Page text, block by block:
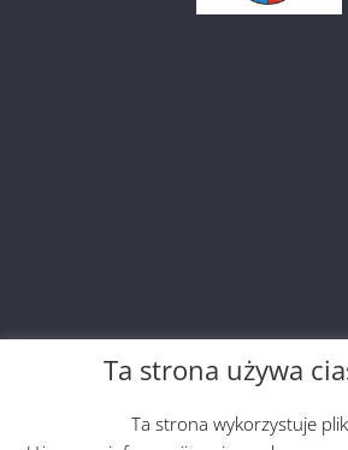
RSsport.pl
powiatu Ropczycko-Sędziszowskiego
Ta strona używa
Ta strona wykorzystuje